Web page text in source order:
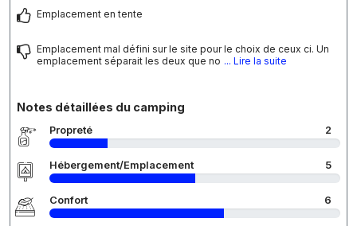
Emplacement en tente
Emplacement mal défini sur le site pour le choix de ceux ci. Un
emplacement séparait les deux que no ... Lire la suite
Notes détaillées du camping
Propreté 2
Hébergement/Emplacement 5
Confort 6